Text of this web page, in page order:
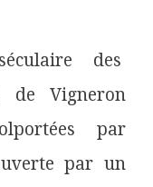
des
de Vigneron
par
par un